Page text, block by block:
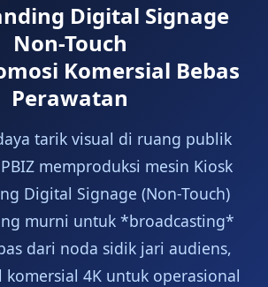
Digital Signage
Non-Touch
Komersial Bebas
Perawatan
tarik visual di ruang publik
memproduksi mesin Kiosk
Digital Signage (Non-Touch)
murni untuk *broadcasting*
dari noda sidik jari audiens,
komersial 4K untuk operasional